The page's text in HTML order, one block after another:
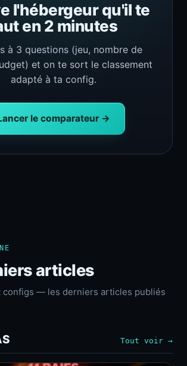
l'hébergeur qu'il te
en 2 minutes
à 3 questions (jeu, nombre de
et on te sort le classement
adapté à ta config.
le comparateur →
articles
configs — les derniers articles publiés
Tout voir →